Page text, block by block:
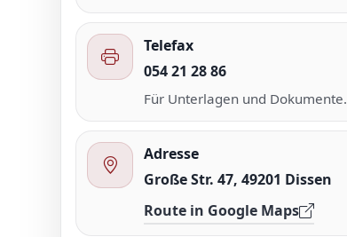
Telefax
054 21 28 86
Für Unterlagen und Dokumente.
Adresse
Große Str. 47, 49201 Dissen
Route in Google Maps